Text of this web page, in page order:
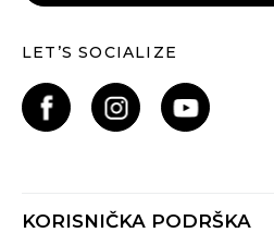
LET’S SOCIALIZE
KORISNIČKA PODRŠKA